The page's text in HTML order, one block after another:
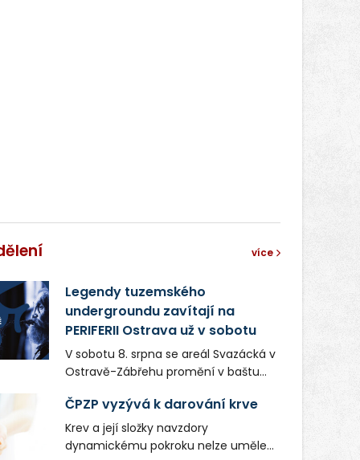
více
Legendy tuzemského
undergroundu zavítají na
PERIFERII Ostrava už v sobotu
V sobotu 8. srpna se areál Svazácká v
Ostravě-Zábřehu promění v baštu
hudby. Uskuteční se zde totiž první
ročník festivalu PERIFERIE Ostrava.
Brány areálu se otevřou půlhodinu po
ČPZP vyzývá k darování krve
Krev a její složky navzdory
dynamickému pokroku nelze uměle